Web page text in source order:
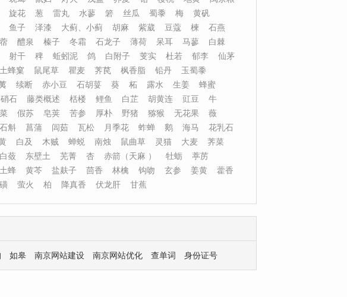
旋花 葱 雷丸 水蓼 箬 丝瓜 蜀黍 梅
黄矾
鱼子 泽漆 大蓟、小蓟 胡麻 紫葳 豆蔻 楝
石燕
醴泉 榛子 冬霜 石龙子 薄荷 呆耳 马蓼
白棘
射干 稗 蚯蚓泥 鸽 白附子 芰实 杜若 郁李
仙茅
土蜂窠 鼠尾草 瞿麦 荠苠 枫香脂 铅丹
玉蜀黍
续断 赤小豆 石胡荽 葵 柘 露水 生姜
蜂蜜
硝石 藤类概述 栝楼 鲤鱼 白芷 胡黄连 豇豆
牛
假苏 皂荚 苦参 厚朴 野猪 猕猴 无花果
薇
石斛 菖蒲 闾茹 瓦松 月季花 蚱蝉 鹅 海马
花乳石
白及 木贼 蝉蜕 南烛 鼠曲草 灵猫 大麦
荠菜
白蔹 东壁土 芜菁 杏 赤箭（天麻 ） 牡蛎
葶苈
土蜂 黄芩 盐麸子 茴香 林檎 钩吻 玄参 姜黄
藿香
萤火 柏 降真香 伏龙肝 甘蕉
如皋 南京网站建设 南京网站优化 查单词 身份证号